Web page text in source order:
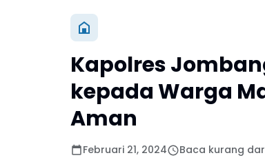
Kapolres
kepada Warga
Aman
Februari 21, 2024 Baca kurang